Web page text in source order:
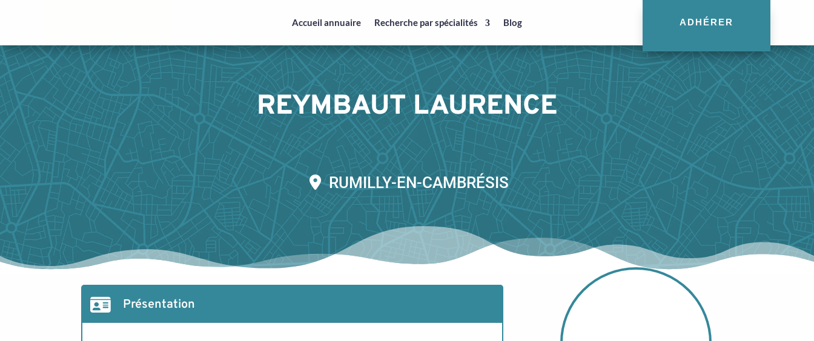
Accueil annuaire Recherche par spécialités Blog ADHÉRER
REYMBAUT LAURENCE
RUMILLY-EN-CAMBRÉSIS
Présentation